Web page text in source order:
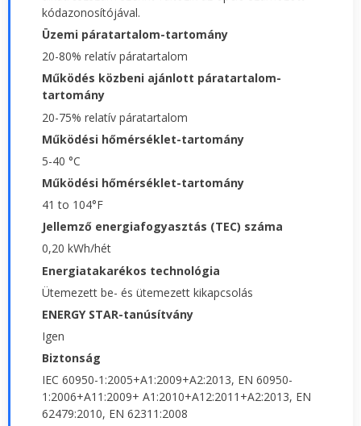
kódazonosítójával.
Üzemi páratartalom-tartomány
20-80% relatív páratartalom
Működés közbeni ajánlott páratartalom-
tartomány
20-75% relatív páratartalom
Működési hőmérséklet-tartomány
5-40 °C
Működési hőmérséklet-tartomány
41 to 104°F
Jellemző energiafogyasztás (TEC) száma
0,20 kWh/hét
Energiatakarékos technológia
Ütemezett be- és ütemezett kikapcsolás
ENERGY STAR-tanúsítvány
Igen
Biztonság
IEC 60950-1:2005+A1:2009+A2:2013, EN 60950-
1:2006+A11:2009+ A1:2010+A12:2011+A2:2013, EN
62479:2010, EN 62311:2008